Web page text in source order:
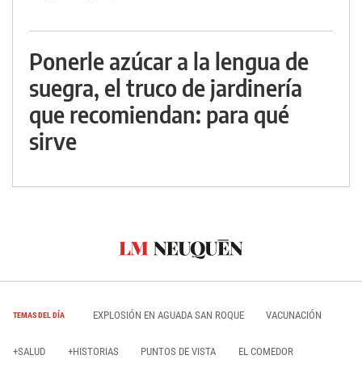
Ponerle azúcar a la lengua de
suegra, el truco de jardinería
que recomiendan: para qué
sirve
TEMAS DEL DÍA EXPLOSIÓN EN AGUADA SAN ROQUE VACUNACIÓN
+SALUD +HISTORIAS PUNTOS DE VISTA EL COMEDOR